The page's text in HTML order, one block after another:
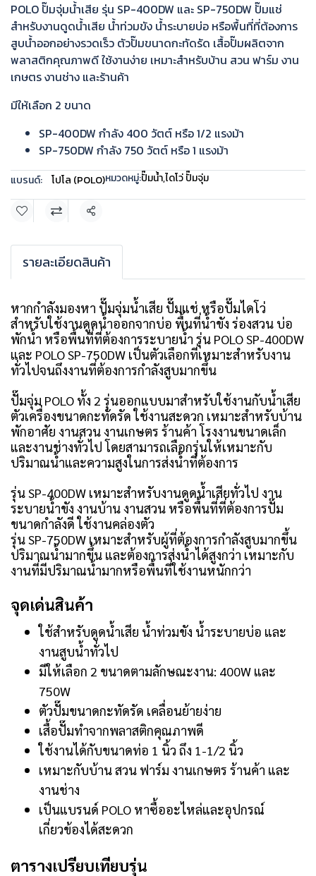
POLO ปั๊มจุ่มน้ำเสีย รุ่น SP-400DW และ SP-750DW ปั๊มแช่
สำหรับงานดูดน้ำเสีย น้ำท่วมขัง น้ำระบายบ่อ หรือพื้นที่ที่ต้องการ
สูบน้ำออกอย่างรวดเร็ว ตัวปั๊มขนาดกะทัดรัด เสื้อปั๊มผลิตจาก
พลาสติกคุณภาพดี ใช้งานง่าย เหมาะสำหรับบ้าน สวน ฟาร์ม งาน
เกษตร งานช่าง และร้านค้า
มีให้เลือก 2 ขนาด
SP-400DW กำลัง 400 วัตต์ หรือ 1/2 แรงม้า
SP-750DW กำลัง 750 วัตต์ หรือ 1 แรงม้า
แบรนด์: โปโล (POLO)หมวดหมู่:ปั๊มน้ำ,ไดโว่ ปั๊มจุ่ม
แชร์
รายละเอียดสินค้า
หากกำลังมองหา ปั๊มจุ่มน้ำเสีย ปั๊มแช่ หรือปั๊มไดโว่
สำหรับใช้งานดูดน้ำออกจากบ่อ พื้นที่น้ำขัง ร่องสวน บ่อ
พักน้ำ หรือพื้นที่ที่ต้องการระบายน้ำ รุ่น POLO SP-400DW
และ POLO SP-750DW เป็นตัวเลือกที่เหมาะสำหรับงาน
ทั่วไปจนถึงงานที่ต้องการกำลังสูบมากขึ้น
ปั๊มจุ่ม POLO ทั้ง 2 รุ่นออกแบบมาสำหรับใช้งานกับน้ำเสีย
ตัวเครื่องขนาดกะทัดรัด ใช้งานสะดวก เหมาะสำหรับบ้าน
พักอาศัย งานสวน งานเกษตร ร้านค้า โรงงานขนาดเล็ก
และงานช่างทั่วไป โดยสามารถเลือกรุ่นให้เหมาะกับ
ปริมาณน้ำและความสูงในการส่งน้ำที่ต้องการ
รุ่น SP-400DW เหมาะสำหรับงานดูดน้ำเสียทั่วไป งาน
ระบายน้ำขัง งานบ้าน งานสวน หรือพื้นที่ที่ต้องการปั๊ม
ขนาดกำลังดี ใช้งานคล่องตัว
รุ่น SP-750DW เหมาะสำหรับผู้ที่ต้องการกำลังสูบมากขึ้น
ปริมาณน้ำมากขึ้น และต้องการส่งน้ำได้สูงกว่า เหมาะกับ
งานที่มีปริมาณน้ำมากหรือพื้นที่ใช้งานหนักกว่า
จุดเด่นสินค้า
ใช้สำหรับดูดน้ำเสีย น้ำท่วมขัง น้ำระบายบ่อ และ
งานสูบน้ำทั่วไป
มีให้เลือก 2 ขนาดตามลักษณะงาน: 400W และ
750W
ตัวปั๊มขนาดกะทัดรัด เคลื่อนย้ายง่าย
เสื้อปั๊มทำจากพลาสติกคุณภาพดี
ใช้งานได้กับขนาดท่อ 1 นิ้ว ถึง 1-1/2 นิ้ว
เหมาะกับบ้าน สวน ฟาร์ม งานเกษตร ร้านค้า และ
งานช่าง
เป็นแบรนด์ POLO หาซื้ออะไหล่และอุปกรณ์
เกี่ยวข้องได้สะดวก
ตารางเปรียบเทียบรุ่น